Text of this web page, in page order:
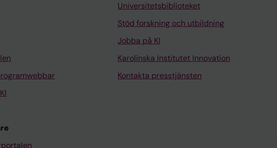
Universitetsbiblioteket
Stöd forskning och utbildning
Jobba på KI
Karolinska Institutet Innovation
Kontakta presstjänsten